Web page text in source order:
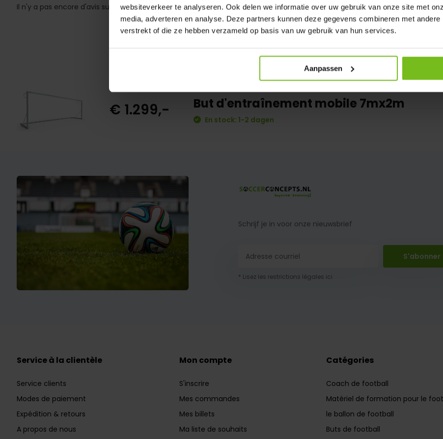
websiteverkeer te analyseren. Ook delen we informatie over uw gebruik van onze site met
media, adverteren en analyse. Deze partners kunnen deze gegevens combineren met
verstrekt of die ze hebben verzameld op basis van uw gebruik van hun services.
Aanpassen
Il n'y a pas encore d'avis sur ce produit..
€ 1.299,- But d'entraînement mobile 7mx2m
En stock: 1-2 dagen
Schrijf je in voor onze nieuwsbrief
S'abonner
* Lisez les restrictions légales ici
Service à la clientèle
Service clients
Modes de paiement
Expédition & retours
A propos de nous
Mon compte
S'inscrire
Mes commandes
Mes billets
Ma liste de souhaits
Catégories
Coach de football
Matériel de formation pour le
le ballon de football
Buts de football